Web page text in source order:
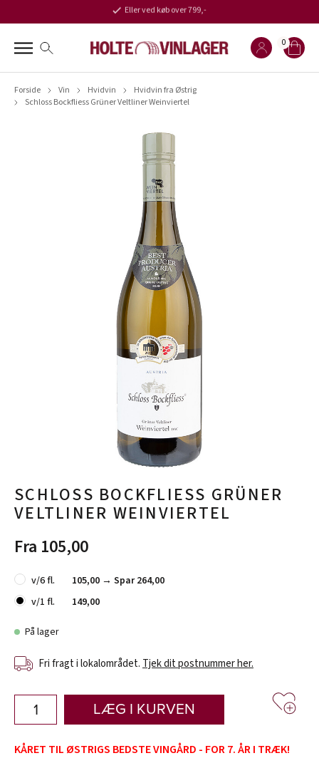
Eller ved køb over 799,-
0
Forside Vin Hvidvin
Hvidvin fra Østrig
Schloss Bockfliess Grüner Veltliner Weinviertel
SCHLOSS BOCKFLIESS GRÜNER
VELTLINER WEINVIERTEL
Fra 105,00
v/6 fl. 105,00 → Spar 264,00
v/1 fl.
149,00
På lager
Fri fragt i lokalområdet. Tjek dit postnummer her.
LÆG I KURVEN
KÅRET TIL ØSTRIGS BEDSTE VINGÅRD - FOR 7. ÅR I TRÆK!